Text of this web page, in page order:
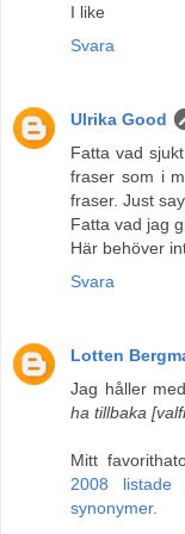
I like
Svara
Ulrika Good
Fatta vad
fraser som i
fraser. Just
Fatta vad jag
Här behöver
Svara
Lotten
Jag håller
ha tillbaka
Mitt
2008 listade
synonymer.